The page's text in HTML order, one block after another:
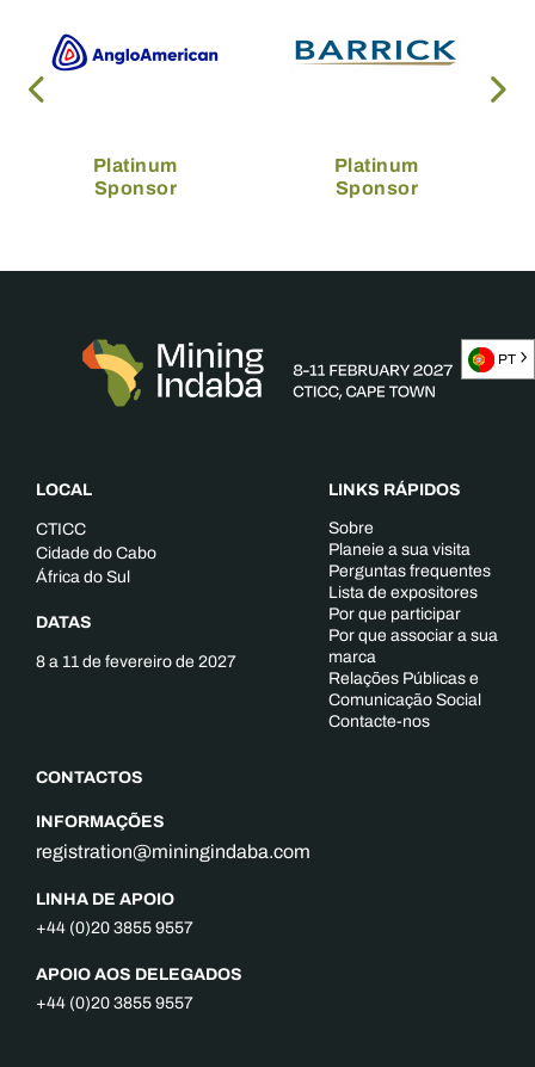
Platinum
Sponsor
Platinum
Sponsor
LOCAL
CTICC
Cidade do Cabo
África do Sul
DATAS
8 a 11 de fevereiro de 2027
CONTACTOS
INFORMAÇÕES
registration@miningindaba.com
LINHA DE APOIO
+44 (0)20 3855 9557
APOIO AOS DELEGADOS
+44 (0)20 3855 9557
LINKS RÁPIDOS
Sobre
Planeie a sua visita
Perguntas frequentes
Lista de expositores
Por que participar
Por que associar a sua
marca
Relações Públicas e
Comunicação Social
Contacte-nos
PT